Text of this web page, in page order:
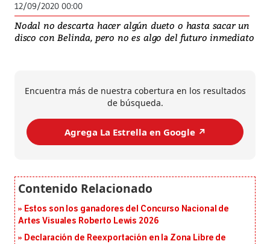
12/09/2020 00:00
Nodal no descarta hacer algún dueto o hasta sacar un
disco con Belinda, pero no es algo del futuro inmediato
Encuentra más de nuestra cobertura en los resultados
de búsqueda.
Agrega La Estrella en Google ↗️
Estos son los ganadores del Concurso Nacional de
Artes Visuales Roberto Lewis 2026
Declaración de Reexportación en la Zona Libre de